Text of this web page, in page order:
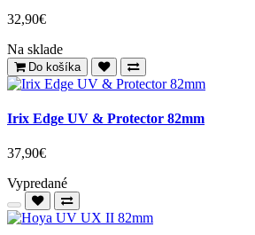
32,90€
Na sklade
Do košíka
Irix Edge UV & Protector 82mm
37,90€
Vypredané